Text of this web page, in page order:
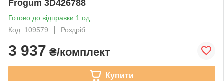
Frogum 3D426788
Готово до відправки 1 од.
Код: 109579
Роздріб
3 937 ₴/комплект
Купити